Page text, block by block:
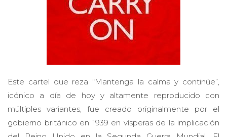
icónico a día de hoy y altamente reproducido con
múltiples variantes, fue creado originalmente por el
gobierno británico en 1939 en vísperas de la implicación
del Reino Unido en la Segunda Guerra Mundial. El